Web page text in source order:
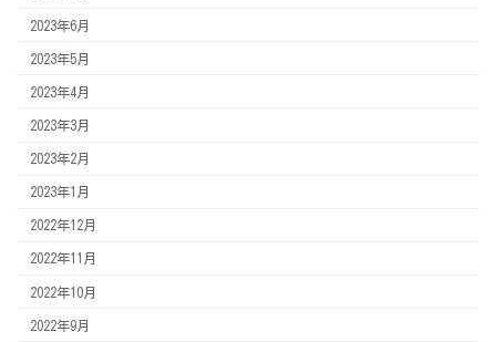
2023年6月
2023年5月
2023年4月
2023年3月
2023年2月
2023年1月
2022年12月
2022年11月
2022年10月
2022年9月